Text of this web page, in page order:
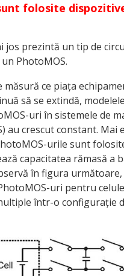
folosite
jos prezintă un tip de
PhotoMOS.
măsură ce piața
să se extindă,
uri în sistemele de
au crescut constant. Mai
urile sunt
capacitatea rămasă a
în figura
uri pentru
într-o configurație